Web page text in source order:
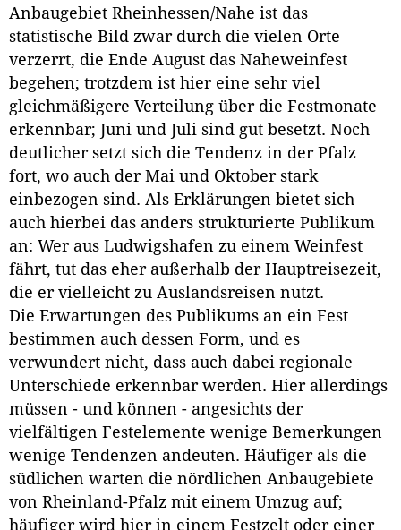
Anbaugebiet Rheinhessen/Nahe ist das
statistische Bild zwar durch die vielen Orte
verzerrt, die Ende August das Naheweinfest
begehen; trotzdem ist hier eine sehr viel
gleichmäßigere Verteilung über die Festmonate
erkennbar; Juni und Juli sind gut besetzt. Noch
deutlicher setzt sich die Tendenz in der Pfalz
fort, wo auch der Mai und Oktober stark
einbezogen sind. Als Erklärungen bietet sich
auch hierbei das anders strukturierte Publikum
an: Wer aus Ludwigshafen zu einem Weinfest
fährt, tut das eher außerhalb der Hauptreisezeit,
die er vielleicht zu Auslandsreisen nutzt.
Die Erwartungen des Publikums an ein Fest
bestimmen auch dessen Form, und es
verwundert nicht, dass auch dabei regionale
Unterschiede erkennbar werden. Hier allerdings
müssen - und können - angesichts der
vielfältigen Festelemente wenige Bemerkungen
wenige Tendenzen andeuten. Häufiger als die
südlichen warten die nördlichen Anbaugebiete
von Rheinland-Pfalz mit einem Umzug auf;
häufiger wird hier in einem Festzelt oder einer